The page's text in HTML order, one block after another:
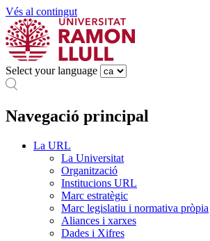
Vés al contingut
Select your language
Navegació principal
La URL
La Universitat
Organització
Institucions URL
Marc estratègic
Marc legislatiu i normativa pròpia
Aliances i xarxes
Dades i Xifres